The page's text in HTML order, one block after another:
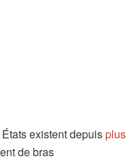
existent depuisplus
de bras